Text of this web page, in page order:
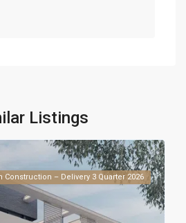
Listings
Construction – Delivery 3 Quarter 2026